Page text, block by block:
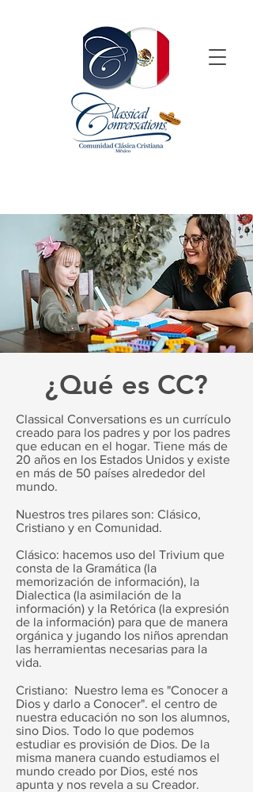
¿Qué es CC?
Classical Conversations es un currículo
creado para los padres y por los padres
que educan en el hogar. Tiene más de
20 años en los Estados Unidos y existe
en más de 50 países alrededor del
mundo.
Nuestros tres pilares son: Clásico,
Cristiano y en Comunidad.
Clásico: hacemos uso del Trivium que
consta de la Gramática (la
memorización de información), la
Dialectica (la asimilación de la
información) y la Retórica (la expresión
de la información) para que de manera
orgánica y jugando los niños aprendan
las herramientas necesarias para la
vida.
Cristiano: Nuestro lema es "Conocer a
Dios y darlo a Conocer". el centro de
nuestra educación no son los alumnos,
sino Dios. Todo lo que podemos
estudiar es provisión de Dios. De la
misma manera cuando estudiamos el
mundo creado por Dios, esté nos
apunta y nos revela a su Creador.